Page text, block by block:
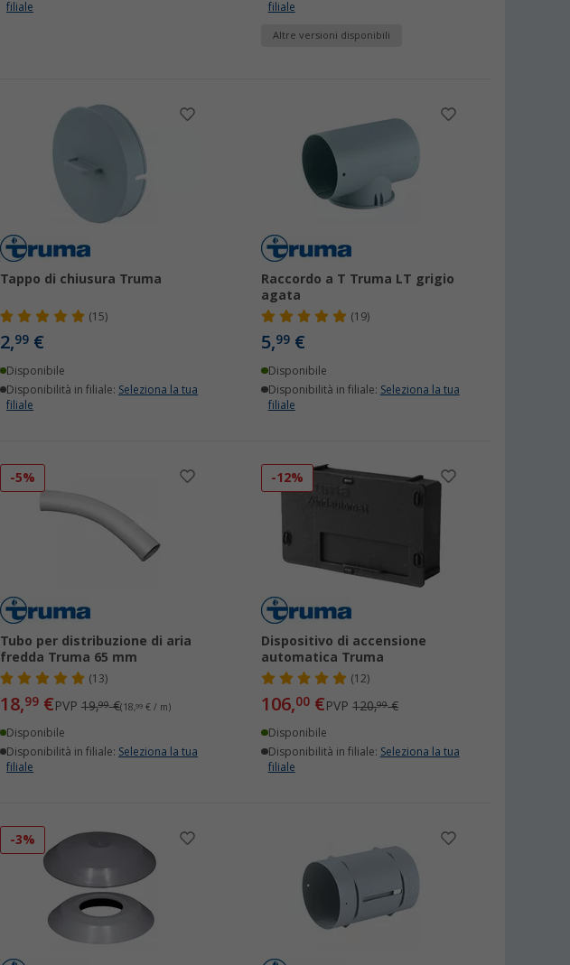
filiale
filiale
Altre versioni disponibili
Tappo di chiusura Truma
(15)
2,99€
Disponibile
Disponibilità in filiale: Seleziona la tua
filiale
Raccordo a T Truma LT grigio
agata
(19)
5,99 €
Disponibile
Disponibilità in filiale: Seleziona la tua
filiale
-5%
Tubo per distribuzione di aria
fredda Truma 65 mm
(13)
18,99€PVP19,99€(18,99€ / m)
Disponibile
Disponibilità in filiale: Seleziona la tua
filiale
-12%
Dispositivo di accensione
automatica Truma
(12)
106,00 €PVP120,99€
Disponibile
Disponibilità in filiale: Seleziona la tua
filiale
-3%